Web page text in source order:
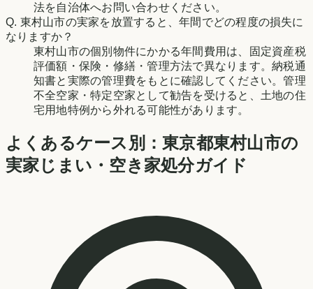
法を自治体へお問い合わせください。
Q. 東村山市の実家を放置すると、年間でどの程度の損失に
なりますか？
東村山市の個別物件にかかる年間費用は、固定資産税
評価額・保険・修繕・管理方法で異なります。納税通
知書と実際の管理費をもとに確認してください。管理
不全空家・特定空家として勧告を受けると、土地の住
宅用地特例から外れる可能性があります。
よくあるケース別： 東京都東村山市の
実家じまい・空き家処分ガイド